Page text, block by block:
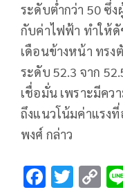
ระดับต่ำกว่า 50 ซึ่ง
กับค่าไฟฟ้า ทำให้
เดือนข้างหน้า ทรง
ระดับ 52.3 จาก
เชื่อมั่น เพราะมีคว
ถึงแนวโน้มค่าแรง
พงศ์ กล่าว
F T C